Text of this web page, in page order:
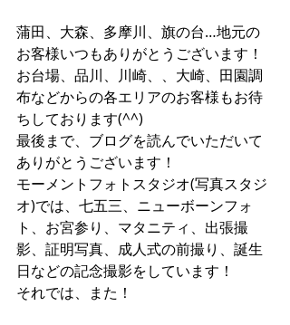
蒲田、大森、多摩川、旗の台…地元の
お客様いつもありがとうございます！
お台場、品川、川崎、、大崎、田園調
布などからの各エリアのお客様もお待
ちしております(^^)
最後まで、ブログを読んでいただいて
ありがとうございます！
モーメントフォトスタジオ(写真スタジ
オ)では、七五三、ニューボーンフォ
ト、お宮参り、マタニティ、出張撮
影、証明写真、成人式の前撮り、誕生
日などの記念撮影をしています！
それでは、また！